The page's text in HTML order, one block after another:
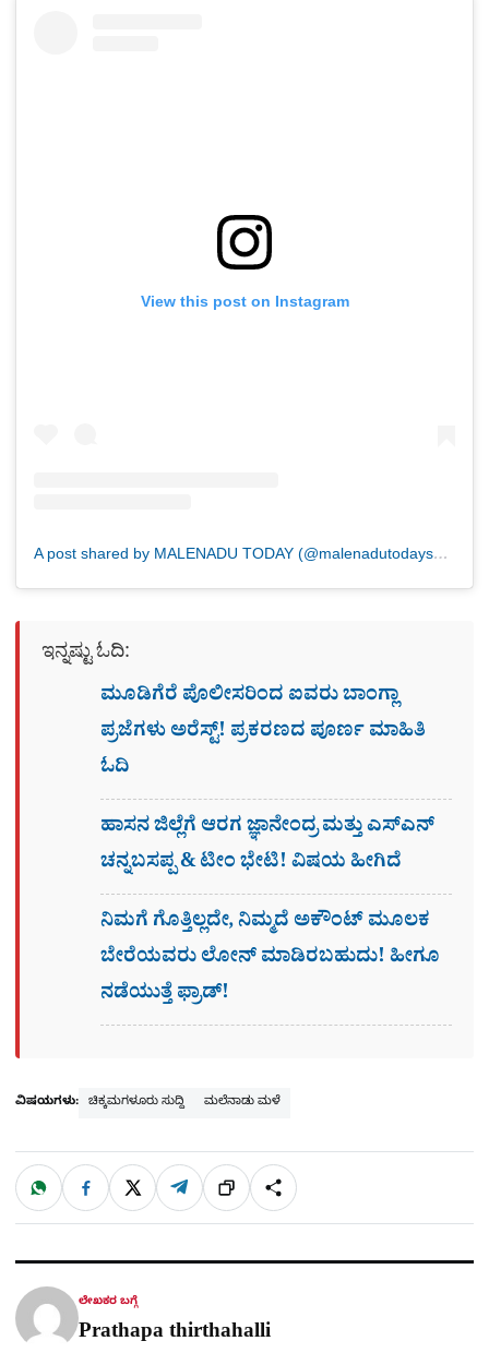
View this post on Instagram
A post shared by MALENADU TODAY (@malenadutodaysmg)
ಇನ್ನಷ್ಟು ಓದಿ:
ಮೂಡಿಗೆರೆ ಪೊಲೀಸರಿಂದ ಐವರು ಬಾಂಗ್ಲಾ
ಪ್ರಜೆಗಳು ಅರೆಸ್ಟ್! ಪ್ರಕರಣದ ಪೂರ್ಣ ಮಾಹಿತಿ
ಓದಿ
ಹಾಸನ ಜಿಲ್ಲೆಗೆ ಆರಗ ಜ್ಞಾನೇಂದ್ರ ಮತ್ತು ಎಸ್​ಎನ್​
ಚನ್ನಬಸಪ್ಪ & ಟೀಂ ಭೇಟಿ! ವಿಷಯ ಹೀಗಿದೆ
ನಿಮಗೆ ಗೊತ್ತಿಲ್ಲದೇ, ನಿಮ್ಮದೆ ಅಕೌಂಟ್​ ಮೂಲಕ
ಬೇರೆಯವರು ಲೋನ್​ ಮಾಡಿರಬಹುದು! ಹೀಗೂ
ನಡೆಯುತ್ತೆ ಫ್ರಾಡ್!
ವಿಷಯಗಳು: ಚಿಕ್ಕಮಗಳೂರು ಸುದ್ದಿ ಮಲೆನಾಡು ಮಳೆ
ಹಂಚಿಕೊಳ್ಳಿ
W
a
t
p
F
c
e
o
X T
l
e
a
ಲಿಂ
ಕ್
S
h
a
ಲೇಖಕರ ಬಗ್ಗೆ
Prathapa thirthahalli